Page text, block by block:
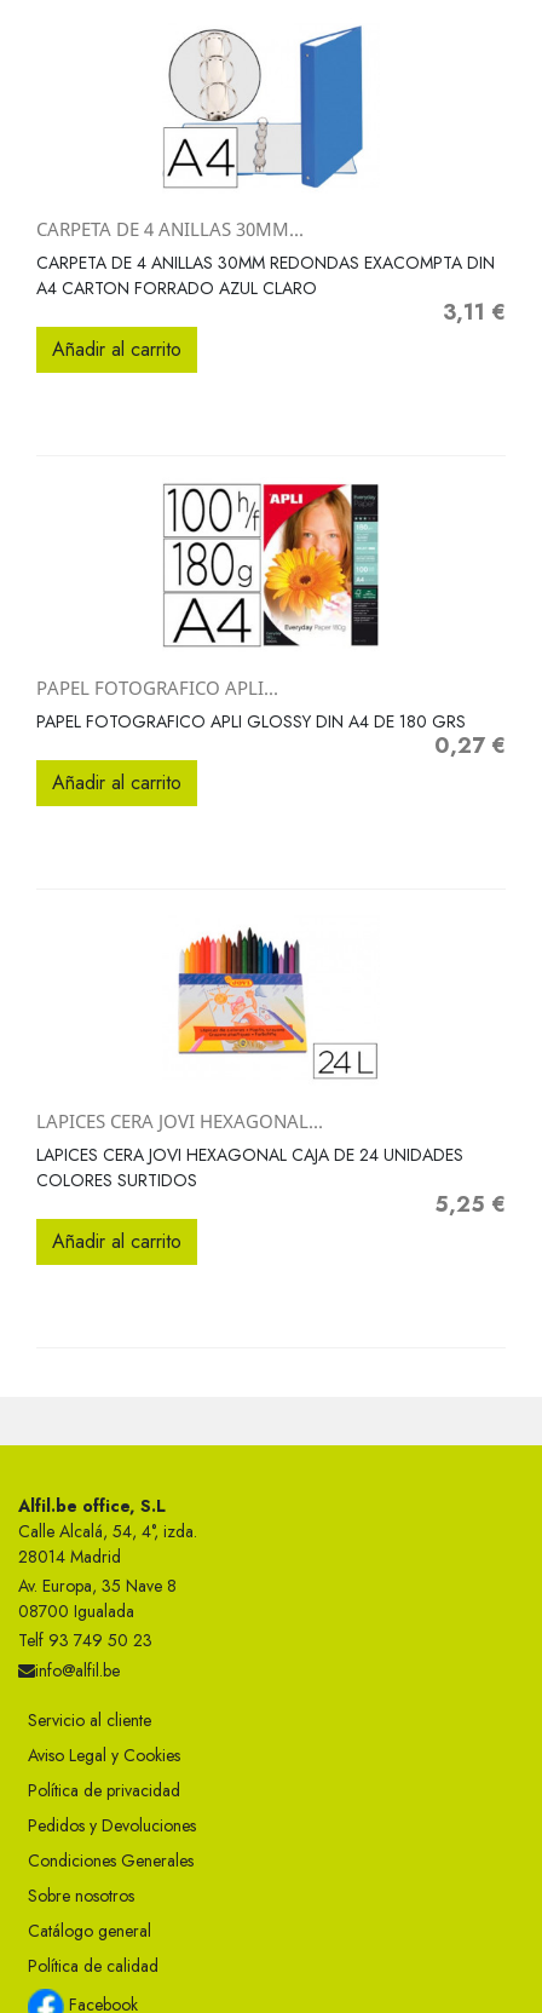
CARPETA DE 4 ANILLAS 30MM...
CARPETA DE 4 ANILLAS 30MM REDONDAS EXACOMPTA DIN
A4 CARTON FORRADO AZUL CLARO
Precio
3,11 €
Añadir al carrito
PAPEL FOTOGRAFICO APLI...
PAPEL FOTOGRAFICO APLI GLOSSY DIN A4 DE 180 GRS
Precio
0,27 €
Añadir al carrito
LAPICES CERA JOVI HEXAGONAL...
LAPICES CERA JOVI HEXAGONAL CAJA DE 24 UNIDADES
COLORES SURTIDOS
Precio
5,25 €
Añadir al carrito
Alfil.be office, S.L
Calle Alcalá, 54, 4°, izda.
28014 Madrid
Av. Europa, 35 Nave 8
08700 Igualada
Telf 93 749 50 23
info@alfil.be
Servicio al cliente
Aviso Legal y Cookies
Política de privacidad
Pedidos y Devoluciones
Condiciones Generales
Sobre nosotros
Catálogo general
Política de calidad
Facebook